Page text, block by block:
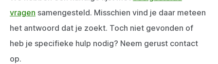
vragen samengesteld. Misschien vind je daar meteen
het antwoord dat je zoekt. Toch niet gevonden of
heb je specifieke hulp nodig? Neem gerust contact
op.